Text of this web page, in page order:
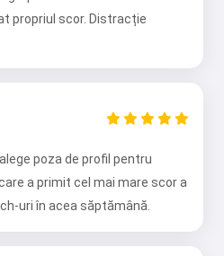
propriul scor. Distracție
poza de profil pentru
a primit cel mai mare scor a
uri în acea săptămână.